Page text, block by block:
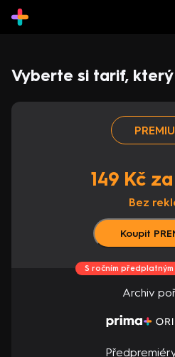
Vyberte si tarif, který
149 Kč
Bez
Koupit
S ročním předplatným
Archiv